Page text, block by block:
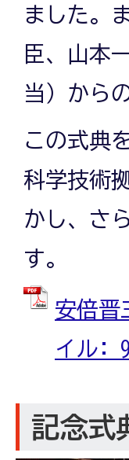
ました。
臣、山本
当）から
この式典
科学技術
かし、さ
す。
安倍晋
イル:
記念式